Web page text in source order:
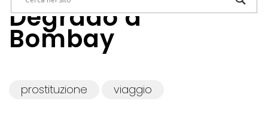
Degrado a
Bombay
prostituzione viaggio